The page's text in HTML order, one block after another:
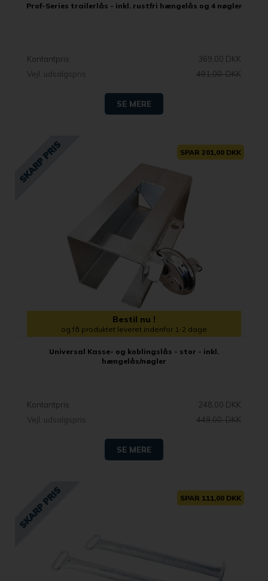
Prof-Series trailerlås - inkl. rustfri hængelås og 4 nøgler
Kontantpris
369,00 DKK
Vejl. udsalgspris
491,00 DKK
SE MERE
SPAR 201,00 DKK
Bestil nu !
og få produktet leveret indenfor 1-2 dage
Universal Kasse- og koblingslås - stor - inkl.
hængelås/nøgler
Kontantpris
248,00 DKK
Vejl. udsalgspris
449,00 DKK
SE MERE
SPAR 111,00 DKK